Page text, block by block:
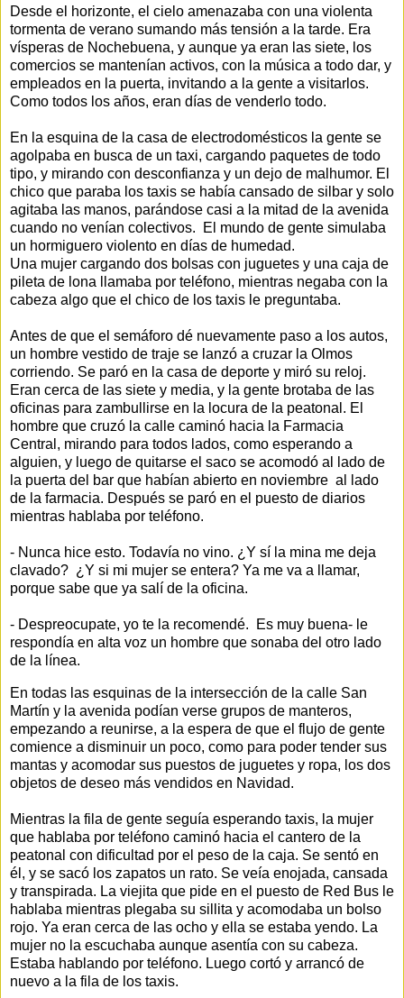
Desde el horizonte, el cielo amenazaba con una violenta
tormenta de verano sumando más tensión a la tarde. Era
vísperas de Nochebuena, y aunque ya eran las siete, los
comercios se mantenían activos, con la música a todo dar, y
empleados en la puerta, invitando a la gente a visitarlos.
Como todos los años, eran días de venderlo todo.
En la esquina de la casa de electrodomésticos la gente se
agolpaba en busca de un taxi, cargando paquetes de todo
tipo, y mirando con desconfianza y un dejo de malhumor. El
chico que paraba los taxis se había cansado de silbar y solo
agitaba las manos, parándose casi a la mitad de la avenida
cuando no venían colectivos. El mundo de gente simulaba
un hormiguero violento en días de humedad.
Una mujer cargando dos bolsas con juguetes y una caja de
pileta de lona llamaba por teléfono, mientras negaba con la
cabeza algo que el chico de los taxis le preguntaba.
Antes de que el semáforo dé nuevamente paso a los autos,
un hombre vestido de traje se lanzó a cruzar la Olmos
corriendo. Se paró en la casa de deporte y miró su reloj.
Eran cerca de las siete y media, y la gente brotaba de las
oficinas para zambullirse en la locura de la peatonal. El
hombre que cruzó la calle caminó hacia la Farmacia
Central, mirando para todos lados, como esperando a
alguien, y luego de quitarse el saco se acomodó al lado de
la puerta del bar que habían abierto en noviembre al lado
de la farmacia. Después se paró en el puesto de diarios
mientras hablaba por teléfono.
- Nunca hice esto. Todavía no vino. ¿Y sí la mina me deja
clavado? ¿Y si mi mujer se entera? Ya me va a llamar,
porque sabe que ya salí de la oficina.
- Despreocupate, yo te la recomendé. Es muy buena- le
respondía en alta voz un hombre que sonaba del otro lado
de la línea.
En todas las esquinas de la intersección de la calle San
Martín y la avenida podían verse grupos de manteros,
empezando a reunirse, a la espera de que el flujo de gente
comience a disminuir un poco, como para poder tender sus
mantas y acomodar sus puestos de juguetes y ropa, los dos
objetos de deseo más vendidos en Navidad.
Mientras la fila de gente seguía esperando taxis, la mujer
que hablaba por teléfono caminó hacia el cantero de la
peatonal con dificultad por el peso de la caja. Se sentó en
él, y se sacó los zapatos un rato. Se veía enojada, cansada
y transpirada. La viejita que pide en el puesto de Red Bus le
hablaba mientras plegaba su sillita y acomodaba un bolso
rojo. Ya eran cerca de las ocho y ella se estaba yendo. La
mujer no la escuchaba aunque asentía con su cabeza.
Estaba hablando por teléfono. Luego cortó y arrancó de
nuevo a la fila de los taxis.